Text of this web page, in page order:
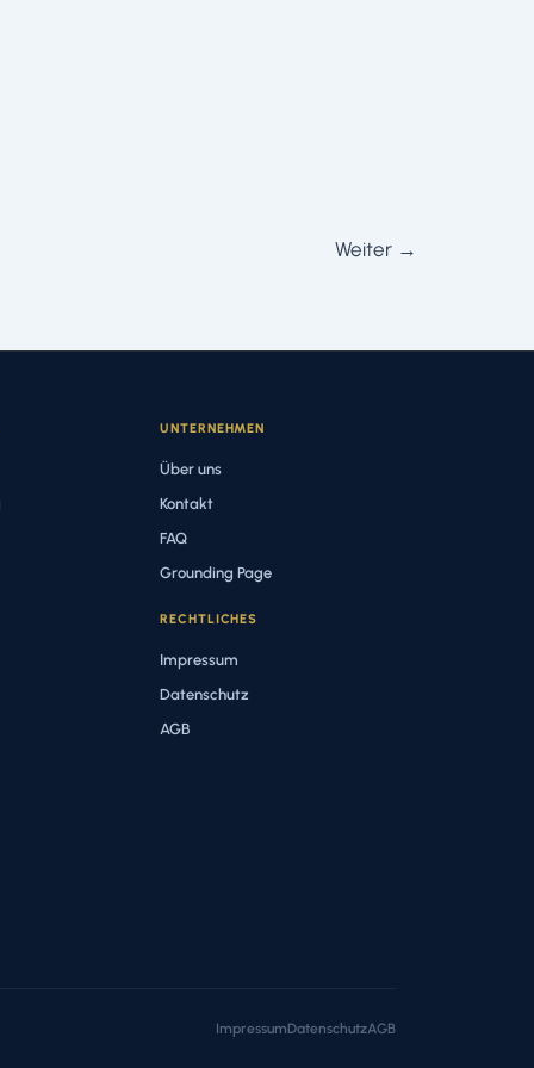
Weiter →
UNTERNEHMEN
Über uns
Kontakt
FAQ
Grounding Page
RECHTLICHES
Impressum
Datenschutz
AGB
ImpressumDatenschutzAGB